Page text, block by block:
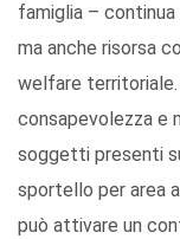
famiglia –
ma anche risorsa
welfare
consapevolezza e
soggetti presenti
sportello per area
può attivare un